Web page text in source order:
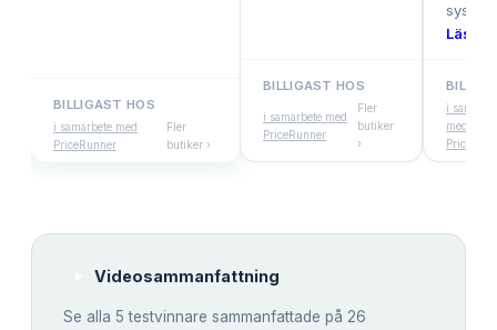
BILLIGAST HOS
i samarbete med
PriceRunner
Fler
butiker ›
BILLIGAST HOS
i samarbete med
PriceRunner
Fler
butiker
›
system.
Läs
i
med
Videosammanfattning
Se alla 5 testvinnare sammanfattade på 26